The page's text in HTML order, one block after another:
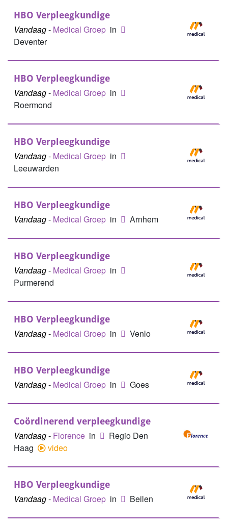
HBO Verpleegkundige
Vandaag- Medical Groep in
Deventer
HBO Verpleegkundige
Vandaag- Medical Groep in
Roermond
HBO Verpleegkundige
Vandaag- Medical Groep in
Leeuwarden
HBO Verpleegkundige
Vandaag- Medical Groep in Arnhem
HBO Verpleegkundige
Vandaag- Medical Groep in
Purmerend
HBO Verpleegkundige
Vandaag- Medical Groep in Venlo
HBO Verpleegkundige
Vandaag- Medical Groep in Goes
Coördinerend verpleegkundige
Vandaag- Florence in
Regio Den
Haag
video
HBO Verpleegkundige
Vandaag- Medical Groep in Beilen